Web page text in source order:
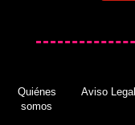
Quiénes
somos
Aviso Legal